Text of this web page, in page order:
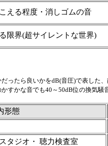
える程度・消しゴムの音
限界(超サイレントな世界)
ったら良いかをdB(音圧)で表した
すかな音でも40～50dB位の換気騒
形態
タジオ・ 聴力検査室